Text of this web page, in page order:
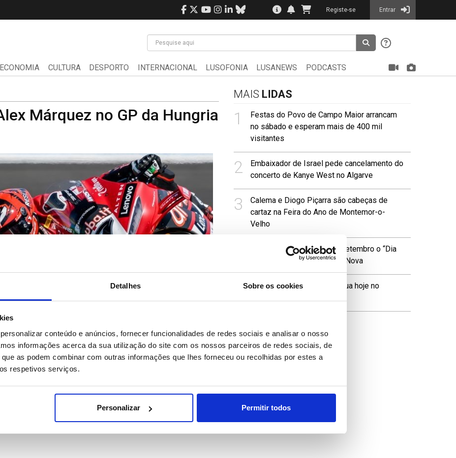
Detalhes Sobre os cookies
conteúdo e anúncios, fornecer funcionalidades de redes sociais e analisar o nosso
informações acerca da sua utilização do site com os nossos parceiros de redes sociais, de
as podem combinar com outras informações que lhes forneceu ou recolhidas por estes a
respetivos serviços.
Personalizar Permitir todos
Registe-se Entrar
ECONOMIA CULTURA DESPORTO INTERNACIONAL LUSOFONIA LUSANEWS PODCASTS
Márquez no GP da Hungria
MAIS LIDAS
1
Festas do Povo de Campo Maior arrancam
no sábado e esperam mais de 400 mil
visitantes
2
Embaixador de Israel pede cancelamento do
concerto de Kanye West no Algarve
3
Calema e Diogo Piçarra são cabeças de
cartaz na Feira do Ano de Montemor-o-
Velho
Boom Festival estreia em setembro o “Dia
da Boomland” em Idanha-a-Nova
'Rapper' Kanye West (Ye) atua hoje no